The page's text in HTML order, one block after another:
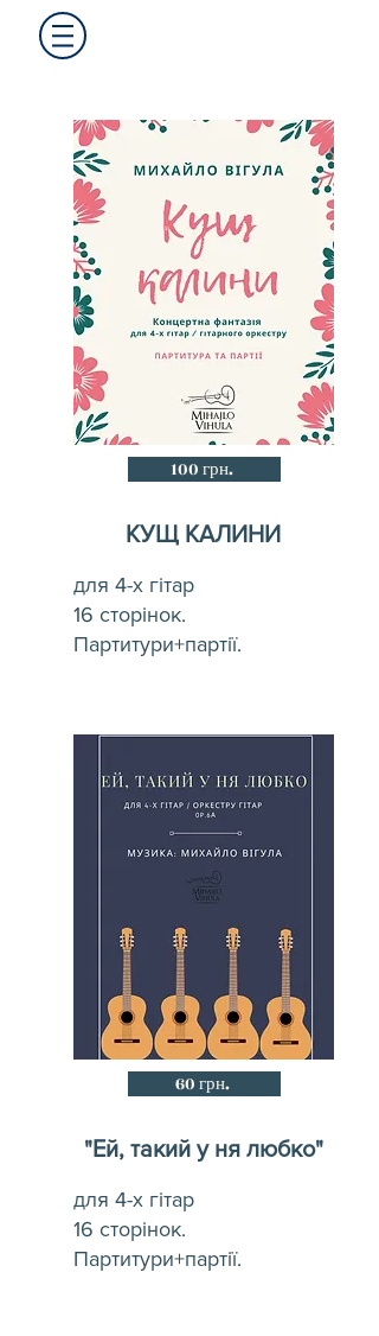
100 грн.
КУЩ КАЛИНИ
для 4-х гітар
16 сторінок.
Партитури+партії.
60 грн.
"Ей, такий у ня любко"
для 4-х гітар
16 сторінок.
Партитури+партії.